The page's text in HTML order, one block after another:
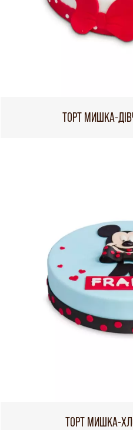
ТОРТ МИШКА-
ТОРТ МИШКА-